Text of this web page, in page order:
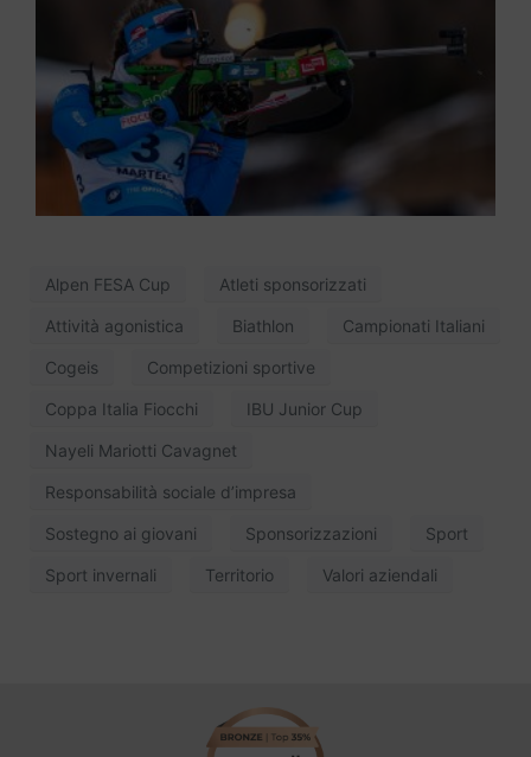
Alpen FESA Cup Atleti sponsorizzati
Attività agonistica Biathlon Campionati Italiani
Cogeis Competizioni sportive
Coppa Italia Fiocchi IBU Junior Cup
Nayeli Mariotti Cavagnet
Responsabilità sociale d’impresa
Sostegno ai giovani Sponsorizzazioni Sport
Sport invernali Territorio Valori aziendali